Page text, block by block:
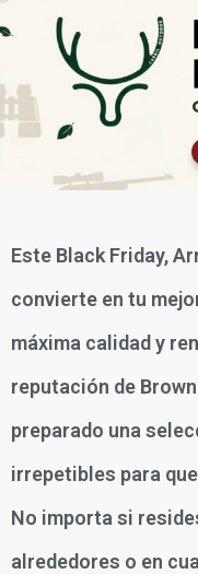
Este Black Friday,
convierte en tu
máxima calidad y
reputación de
preparado una
irrepetibles para
No importa si
alrededores o en